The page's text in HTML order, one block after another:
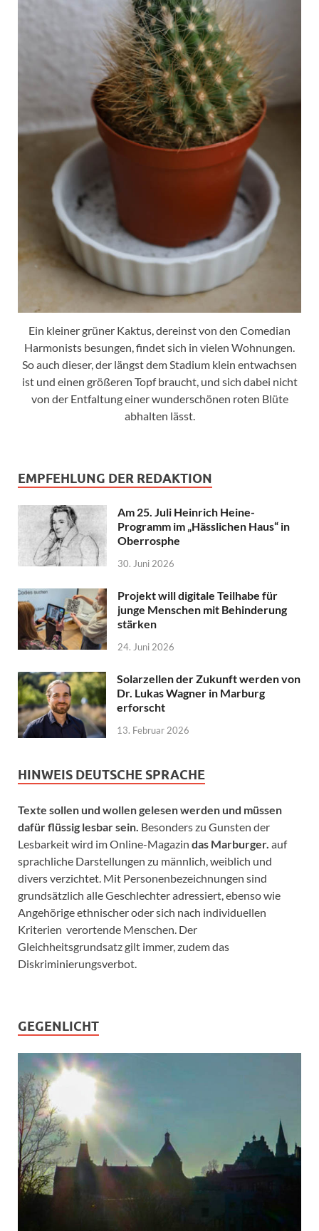
Ein kleiner grüner Kaktus, dereinst von den Comedian
Harmonists besungen, findet sich in vielen Wohnungen.
So auch dieser, der längst dem Stadium klein entwachsen
ist und einen größeren Topf braucht, und sich dabei nicht
von der Entfaltung einer wunderschönen roten Blüte
abhalten lässt.
EMPFEHLUNG DER REDAKTION
Am 25. Juli Heinrich Heine-
Programm im „Hässlichen Haus“ in
Oberrosphe
30. Juni 2026
Projekt will digitale Teilhabe für
junge Menschen mit Behinderung
stärken
24. Juni 2026
Solarzellen der Zukunft werden von
Dr. Lukas Wagner in Marburg
erforscht
13. Februar 2026
HINWEIS DEUTSCHE SPRACHE
Texte sollen und wollen gelesen werden und müssen
dafür flüssig lesbar sein. Besonders zu Gunsten der
Lesbarkeit wird im Online-Magazin das Marburger. auf
sprachliche Darstellungen zu männlich, weiblich und
divers verzichtet. Mit Personenbezeichnungen sind
grundsätzlich alle Geschlechter adressiert, ebenso wie
Angehörige ethnischer oder sich nach individuellen
Kriterien verortende Menschen. Der
Gleichheitsgrundsatz gilt immer, zudem das
Diskriminierungsverbot.
GEGENLICHT